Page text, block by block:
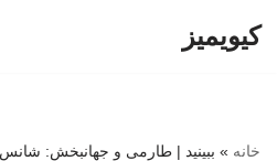
کیویمیز
خانه » ببینید | طارمی و جهانبخش: